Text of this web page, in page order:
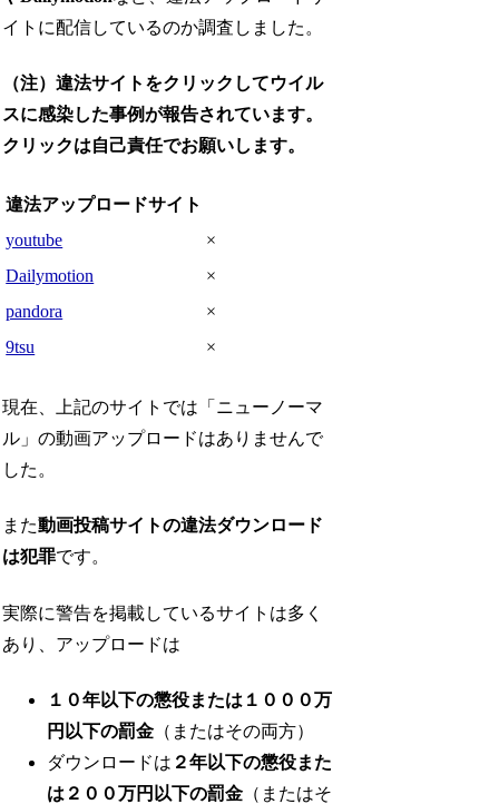
イトに配信しているのか調査しました。
（注）違法サイトをクリックしてウイル
スに感染した事例が報告されています。
クリックは自己責任でお願いします。
違法アップロードサイト
youtube
×
Dailymotion
×
pandora
×
9tsu
×
現在、上記のサイトでは「ニューノーマ
ル」の動画アップロードはありませんで
した。
また動画投稿サイトの違法ダウンロード
は犯罪です。
実際に警告を掲載しているサイトは多く
あり、アップロードは
１０年以下の懲役または１０００万
円以下の罰金 （またはその両方）
ダウンロードは ２年以下の懲役また
は２００万円以下の罰金 （またはそ